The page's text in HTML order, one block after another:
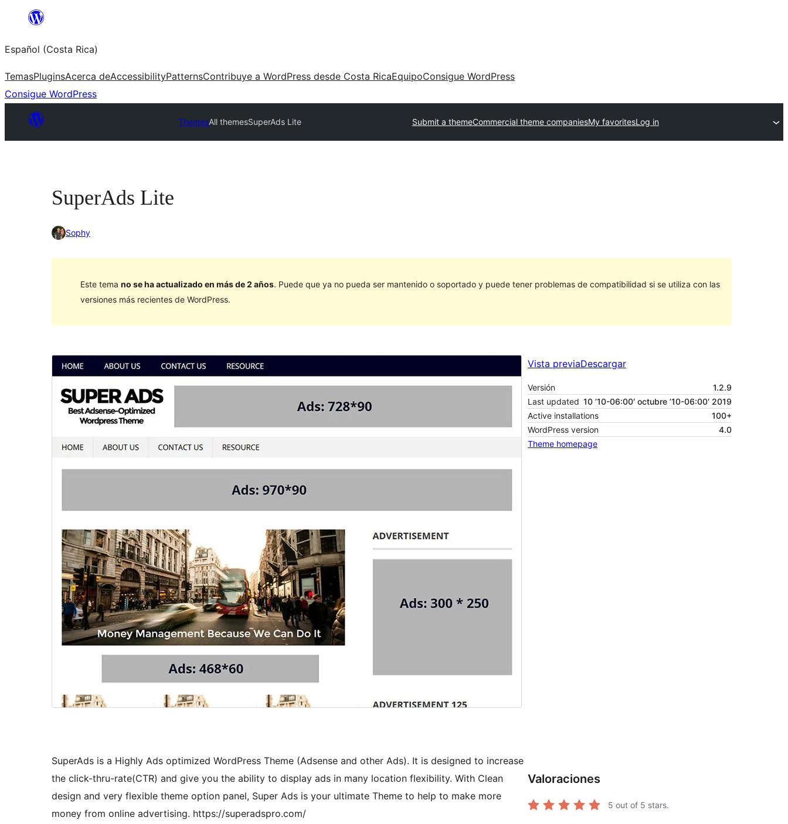
Saltar
contenido
Español (Costa Rica)
TemasPluginsAcerca deAccessibilityPatternsContribuye a WordPress desde Costa RicaEquipoConsigue WordPress
Consigue WordPress
ThemesAll themesSuperAds Lite Submit a themeCommercial theme companiesMy favoritesLog in
SuperAds Lite
Sophy
Este tema no se ha actualizado en más de 2 años. Puede que ya no pueda ser mantenido o soportado y puede tener problemas de compatibilidad si se utiliza con las
versiones más recientes de WordPress.
Vista previaDescargar
Versión
1.2.9
Last updated 10 ’10-06:00′ octubre ’10-06:00′ 2019
Active installations
100+
WordPress version
4.0
Theme homepage
SuperAds is a Highly Ads optimized WordPress Theme (Adsense and other Ads). It is designed to increase
the click-thru-rate(CTR) and give you the ability to display ads in many location flexibility. With Clean
design and very flexible theme option panel, Super Ads is your ultimate Theme to help to make more
money from online advertising. https://superadspro.com/
Valoraciones
5 out of 5 stars.